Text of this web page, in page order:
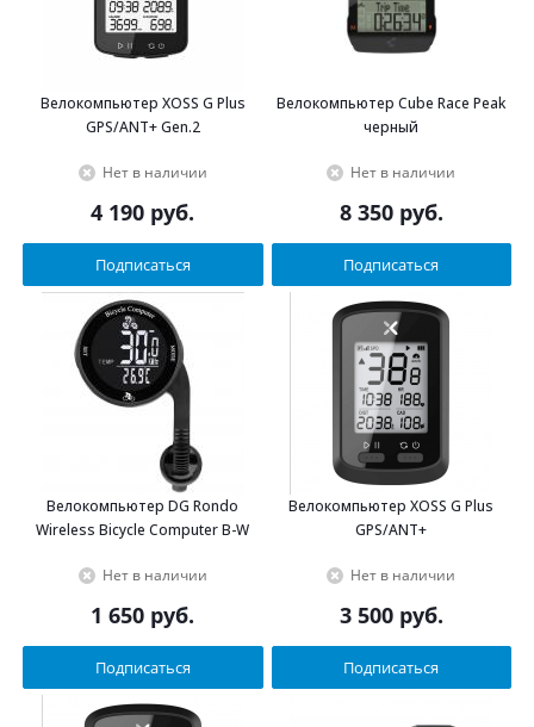
Велокомпьютер XOSS G Plus
GPS/ANT+ Gen.2
Нет в наличии
4 190 руб.
Подписаться
Велокомпьютер Cube Race Peak
черный
Нет в наличии
8 350руб.
Подписаться
Велокомпьютер DG Rondo
Wireless Bicycle Computer B-W
Нет в наличии
1 650 руб.
Подписаться
Велокомпьютер XOSS G Plus
GPS/ANT+
Нет в наличии
3 500руб.
Подписаться